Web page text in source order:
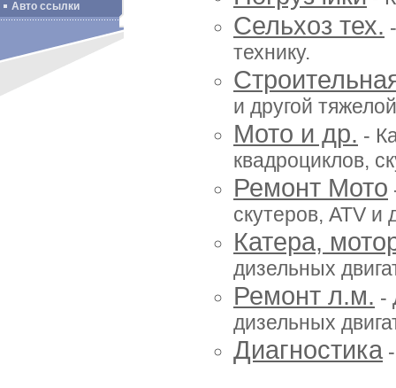
Авто ссылки
Сельхоз тех.
технику.
и другой
Мото и др. -
квадроциклов,
Ремонт Мото
скутеров, ATV и
Катера,
дизельных
Ремонт л.м. -
дизельных
Диагностика